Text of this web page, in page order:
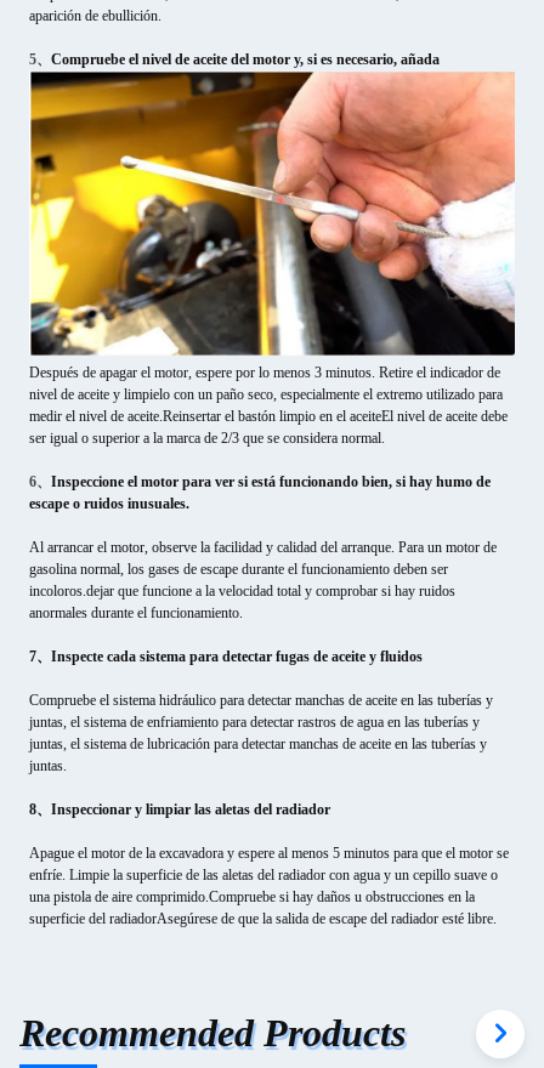
aparición de ebullición.
5、 Compruebe el nivel de aceite del motor y, si es necesario, añada
Después de apagar el motor, espere por lo menos 3 minutos. Retire el indicador de
nivel de aceite y limpielo con un paño seco, especialmente el extremo utilizado para
medir el nivel de aceite.Reinsertar el bastón limpio en el aceiteEl nivel de aceite debe
ser igual o superior a la marca de 2/3 que se considera normal.
6、 Inspeccione el motor para ver si está funcionando bien, si hay humo de
escape o ruidos inusuales.
Al arrancar el motor, observe la facilidad y calidad del arranque. Para un motor de
gasolina normal, los gases de escape durante el funcionamiento deben ser
incoloros.dejar que funcione a la velocidad total y comprobar si hay ruidos
anormales durante el funcionamiento.
7、Inspecte cada sistema para detectar fugas de aceite y fluidos
Compruebe el sistema hidráulico para detectar manchas de aceite en las tuberías y
juntas, el sistema de enfriamiento para detectar rastros de agua en las tuberías y
juntas, el sistema de lubricación para detectar manchas de aceite en las tuberías y
juntas.
8、Inspeccionar y limpiar las aletas del radiador
Apague el motor de la excavadora y espere al menos 5 minutos para que el motor se
enfríe. Limpie la superficie de las aletas del radiador con agua y un cepillo suave o
una pistola de aire comprimido.Compruebe si hay daños u obstrucciones en la
superficie del radiadorAsegúrese de que la salida de escape del radiador esté libre.
Recommended Products